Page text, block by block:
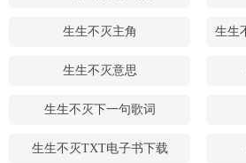
生生不灭主角
生生不灭意思
生生不灭下一句歌词
生生不灭TXT电子书下载